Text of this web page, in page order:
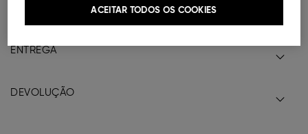
COMPOSIÇÃO E CUIDADOS A TER
ENTREGA
DEVOLUÇÃO
ACEITAR TODOS OS COOKIES